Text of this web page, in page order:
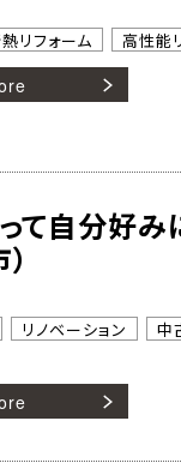
リフォーム 高性能
て自分好み
リノベーション
中